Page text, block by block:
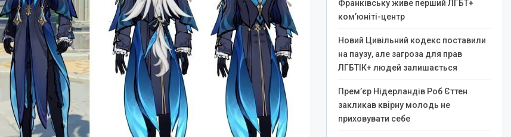
Франківську живе перший ЛГБТ+
ком’юніті-центр
Новий Цивільний кодекс поставили
на паузу, але загроза для прав
ЛГБТІК+ людей залишається
Прем’єр Нідерландів Роб Єттен
закликав квірну молодь не
приховувати себе